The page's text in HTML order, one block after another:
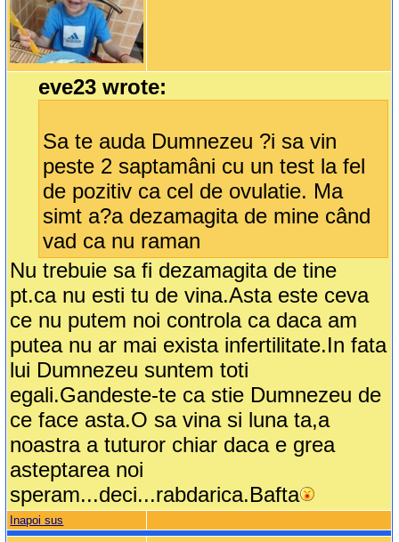
eve23 wrote:
Sa te auda Dumnezeu ?i sa vin
peste 2 saptamâni cu un test la fel
de pozitiv ca cel de ovulatie. Ma
simt a?a dezamagita de mine când
vad ca nu raman
Nu trebuie sa fi dezamagita de tine
pt.ca nu esti tu de vina.Asta este ceva
ce nu putem noi controla ca daca am
putea nu ar mai exista infertilitate.In fata
lui Dumnezeu suntem toti
egali.Gandeste-te ca stie Dumnezeu de
ce face asta.O sa vina si luna ta,a
noastra a tuturor chiar daca e grea
asteptarea noi
speram...deci...rabdarica.Bafta
Inapoi sus